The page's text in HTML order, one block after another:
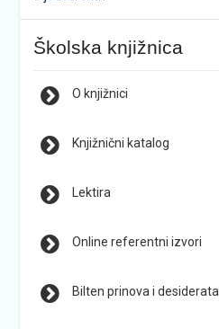
Školska knjižnica
O knjižnici
Knjižnični katalog
Lektira
Online referentni izvori
Bilten prinova i desiderata